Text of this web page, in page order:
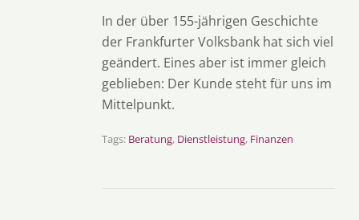
In der über 155-jährigen Geschichte
der Frankfurter Volksbank hat sich viel
geändert. Eines aber ist immer gleich
geblieben: Der Kunde steht für uns im
Mittelpunkt.
Tags: Beratung, Dienstleistung, Finanzen